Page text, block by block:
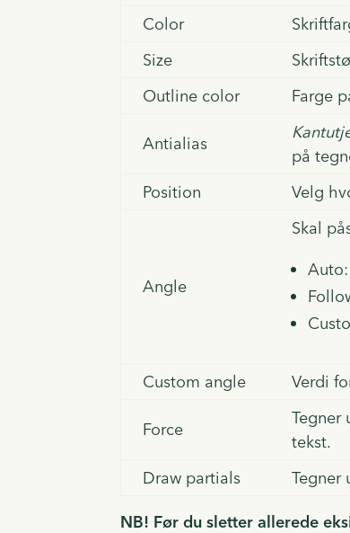
Color
Size
Outline color
Farge
Antialias
på
Position Velg
Angle
Skal
Custom angle Verdi
Force
Tegner
tekst.
Draw partials Tegner
NB! Før du sletter allerede